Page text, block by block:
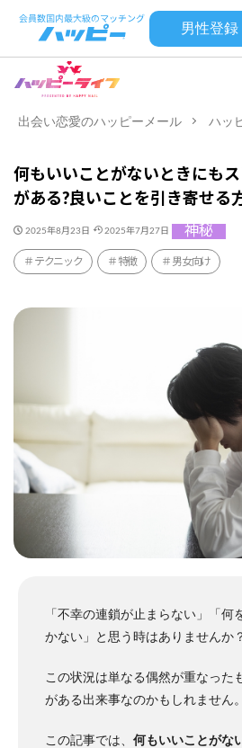
男性登録
出会い恋愛のハッピーメール ハッ
何もいいことがないときにも
がある?良いことを引き寄せる
2025年8月23日 2025年7月27日 神秘
テクニック 特徴 男女向け
「不幸の連鎖が止まらない」「何
かない」と思う時はありませんか
この状況は単なる偶然が重なった
がある出来事なのかもしれません。
この記事では、 何もいいことがな